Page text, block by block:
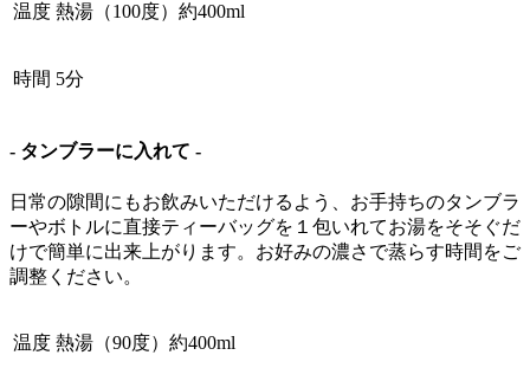
温度 熱湯（100度）約400ml
時間 5分
- タンブラーに入れて -
日常の隙間にもお飲みいただけるよう、お手持ちのタンブラ
ーやボトルに直接ティーバッグを１包いれてお湯をそそぐだ
けで簡単に出来上がります。お好みの濃さで蒸らす時間をご
調整ください。
温度 熱湯（90度）約400ml